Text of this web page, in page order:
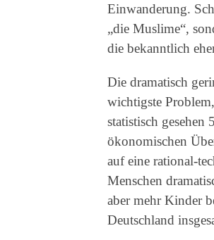
Einwanderung.
„die Muslime“,
die bekanntlich
Die dramatisch
wichtigste
statistisch
ökonomischen
auf eine rational-
Menschen
aber mehr Kinder
Deutschland